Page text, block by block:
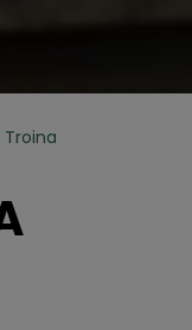
Troina